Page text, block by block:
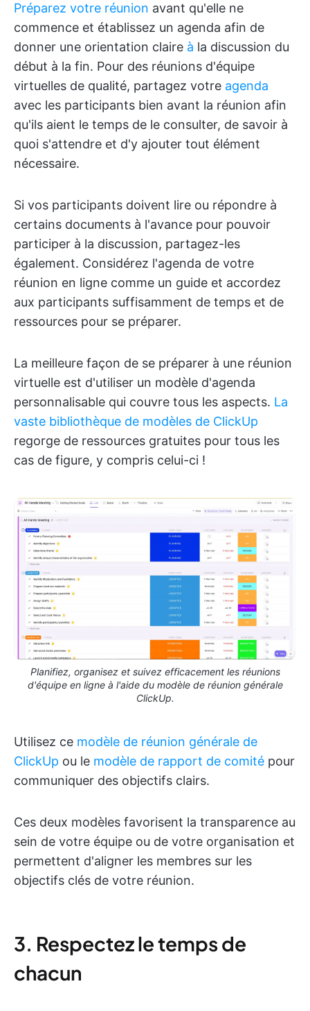
Préparez votre réunion avant qu'elle ne
commence et établissez un agenda afin de
donner une orientation claire à la discussion du
début à la fin. Pour des réunions d'équipe
virtuelles de qualité, partagez votre agenda
avec les participants bien avant la réunion afin
qu'ils aient le temps de le consulter, de savoir à
quoi s'attendre et d'y ajouter tout élément
nécessaire.
Si vos participants doivent lire ou répondre à
certains documents à l'avance pour pouvoir
participer à la discussion, partagez-les
également. Considérez l'agenda de votre
réunion en ligne comme un guide et accordez
aux participants suffisamment de temps et de
ressources pour se préparer.
La meilleure façon de se préparer à une réunion
virtuelle est d'utiliser un modèle d'agenda
personnalisable qui couvre tous les aspects. La
vaste bibliothèque de modèles de ClickUp
regorge de ressources gratuites pour tous les
cas de figure, y compris celui-ci !
Planifiez, organisez et suivez efficacement les réunions
d'équipe en ligne à l'aide du modèle de réunion générale
ClickUp.
Utilisez ce modèle de réunion générale de
ClickUp ou le modèle de rapport de comité pour
communiquer des objectifs clairs.
Ces deux modèles favorisent la transparence au
sein de votre équipe ou de votre organisation et
permettent d'aligner les membres sur les
objectifs clés de votre réunion.
3. Respectez le temps de
chacun